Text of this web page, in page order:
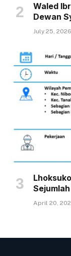
Waled
Dewan
July 25, 2026
April 20,